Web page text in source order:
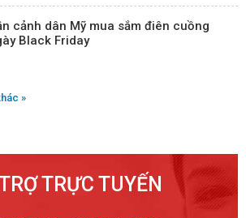
cảnh dân Mỹ mua sắm điên cuồng
Black Friday
»
TRỰC TUYẾN